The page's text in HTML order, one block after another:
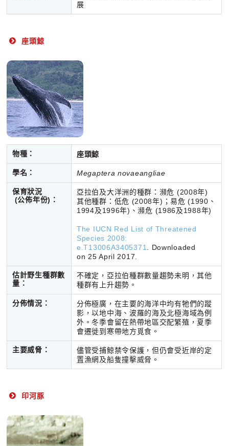
展
座頭鯨
物種： 座頭鯨
學名： Megaptera novaeangliae
保育狀況
(公佈年份) ：
亞拉伯及大洋洲的種群：瀕危 (2008年)
其他種群：低危 (2008年)；易危 (1990、
1994及1996年)、瀕危 (1986及1988年)
The IUCN Red List of Threatened
Species 2008:
e.T13006A3405371
. Downloaded
on 25 April 2017.
估計野生種群數
量：
不確定，亞拉伯種群數量趨勢未明，其他
種群有上升趨勢。
分佈情況：
分佈極廣，在主要的海洋中均有牠們的蹤
影，以地中海、波羅的海及北極海域為例
外。冬季會留在熱帶地區交配繁殖，夏季
會遷徙到寒帶地方覓食。
主要威脅：
儘管受捕鯨禁令保護，但仍會受近岸的定
置漁網及船隻撞擊威脅。
印河豚